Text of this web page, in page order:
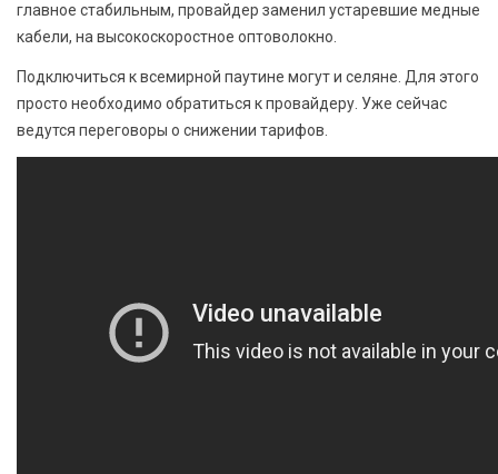
главное стабильным, провайдер заменил устаревшие медные
кабели, на высокоскоростное оптоволокно.
Подключиться к всемирной паутине могут и селяне. Для этого
просто необходимо обратиться к провайдеру. Уже сейчас
ведутся переговоры о снижении тарифов.